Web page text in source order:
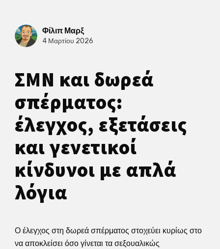
Φίλιπ Μαρξ
4 Μαρτίου 2026
ΣΜΝ και δωρεά
σπέρματος:
έλεγχος, εξετάσεις
και γενετικοί
κίνδυνοι με απλά
λόγια
Ο έλεγχος στη δωρεά σπέρματος στοχεύει κυρίως στο
να αποκλείσει όσο γίνεται τα σεξουαλικώς